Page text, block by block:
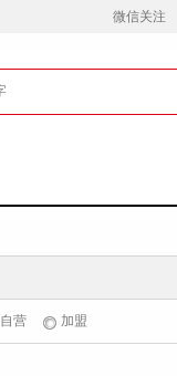
微信关注
自营 加盟